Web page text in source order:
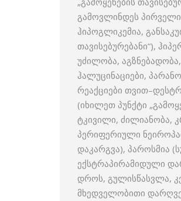
გამოვლინდეს პირველი
ჰიპოგლიკემია,
თავისებურებანი“),
უძილობა,
ჰალუცინაციები,
რეაქციები
(იხილეთ პუნქტი
ტკივილი, ძილიანობა,
პერიფერიული
დაკარგვა), პაროსმია
ექსტრაპირამიდული
დროს, გულისწასვლა,
მხედველობითი